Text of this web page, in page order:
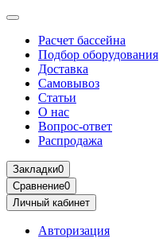
Расчет бассейна
Подбор оборудования
Доставка
Самовывоз
Статьи
О нас
Вопрос-ответ
Распродажа
Закладки0
Сравнение0
Личный кабинет
Авторизация